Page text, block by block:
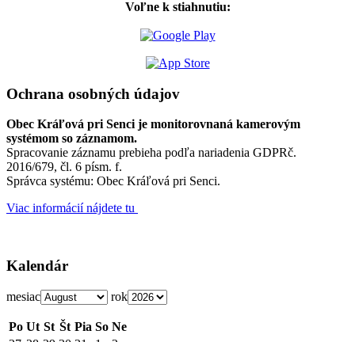
Voľne k stiahnutiu:
Ochrana osobných údajov
Obec Kráľová pri Senci je monitorovnaná kamerovým
systémom so záznamom.
Spracovanie záznamu prebieha podľa nariadenia GDPRč.
2016/679, čl. 6 písm. f.
Správca systému: Obec Kráľová pri Senci.
Viac informácií nájdete tu
Kalendár
mesiac rok
Po Ut St Št Pia So Ne